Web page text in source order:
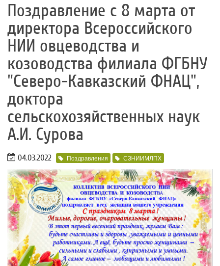
Поздравление с 8 марта от
директора Всероссийского
НИИ овцеводства и
козоводства филиала ФГБНУ
"Северо-Кавказский ФНАЦ",
доктора
сельскохозяйственных наук
А.И. Сурова
04.03.2022 Поздравления СЗНИИМЛПХ